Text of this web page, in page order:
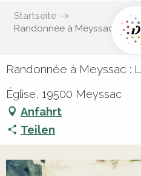
Startseite
Randonnée à Meyssac : La
Randonnée à Meyssac :
Église, 19500 Meyssac
Anfahrt
Teilen